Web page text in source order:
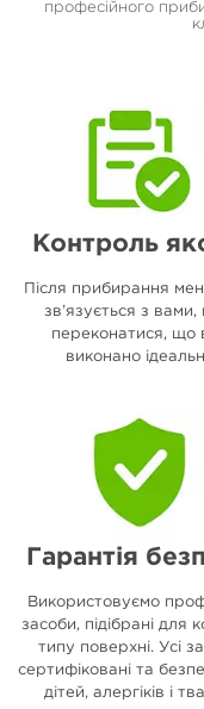
професійного
Контроль
Після прибирання
зв’язується з
переконатися, що
виконано
Гарантія
Використовуємо
засоби, підібрані для
типу поверхні. Усі
сертифіковані та
дітей, алергіків і